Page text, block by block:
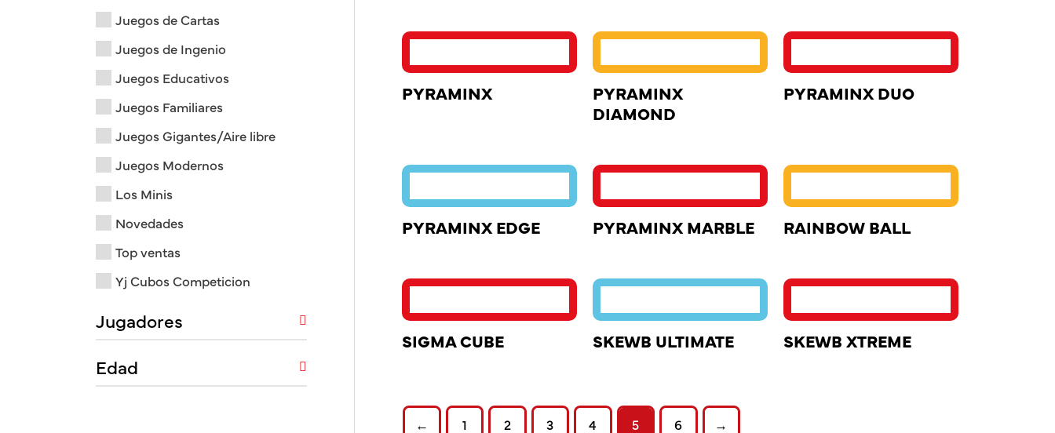
Juegos de Cartas
Juegos de Ingenio
Juegos Educativos
Juegos Familiares
Juegos Gigantes/Aire libre
Juegos Modernos
Los Minis
Novedades
Top ventas
Yj Cubos Competicion
Jugadores
Edad
PYRAMINX
PYRAMINX
DIAMOND
PYRAMINX DUO
PYRAMINX EDGE PYRAMINX MARBLE RAINBOW BALL
SIGMA CUBE SKEWB ULTIMATE SKEWB XTREME
← 1 2 3 4 5 6 →